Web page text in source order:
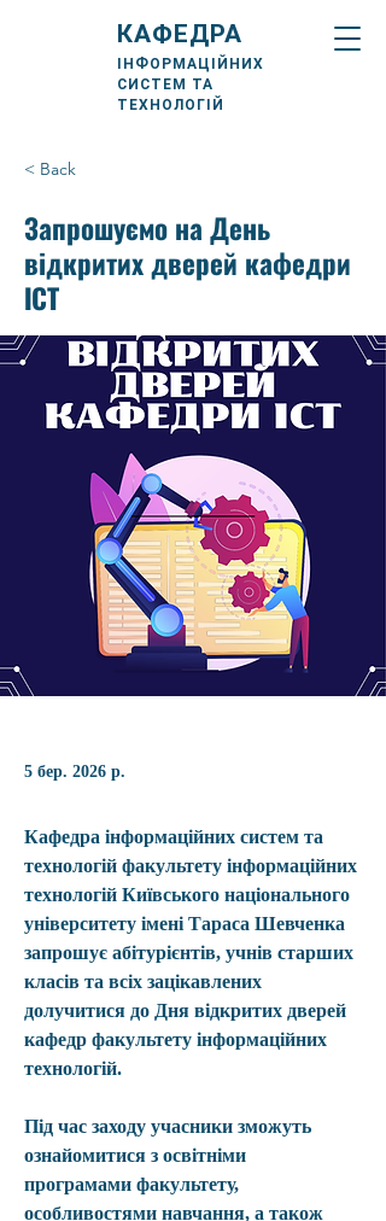
КАФЕДРА
ІНФОРМАЦІЙНИХ
СИСТЕМ ТА
ТЕХНОЛОГІЙ
< Back
Запрошуємо на День
відкритих дверей кафедри
ІСТ
5 бер. 2026 р.
Кафедра інформаційних систем та
технологій факультету інформаційних
технологій Київського національного
університету імені Тараса Шевченка
запрошує абітурієнтів, учнів старших
класів та всіх зацікавлених
долучитися до Дня відкритих дверей
кафедр факультету інформаційних
технологій.
Під час заходу учасники зможуть
ознайомитися з освітніми
програмами факультету,
особливостями навчання, а також